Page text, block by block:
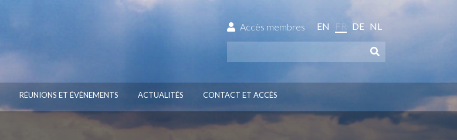
Accès membres EN FR DE NL
RÉUNIONS ET ÉVÈNEMENTS ACTUALITÉS CONTACT ET ACCÈS